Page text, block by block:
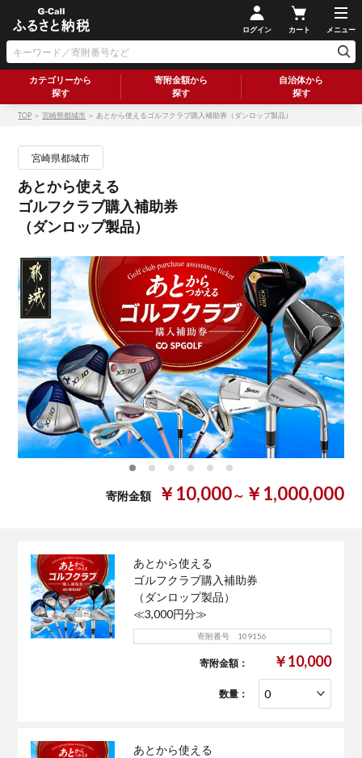
ログイン カート メニュー
カテゴリーから
探す
寄附金額から
探す
自治体から
探す
TOP ＞宮崎県都城市 ＞ あとから使えるゴルフクラブ購入補助券（ダンロップ製品）
宮崎県都城市
あとから使える
ゴルフクラブ購入補助券
（ダンロップ製品）
寄附金額 ￥10,000～ ￥1,000,000
あとから使える
ゴルフクラブ購入補助券
（ダンロップ製品）
≪3,000円分≫
寄附番号 109156
寄附金額： ￥10,000
数量：
あとから使える